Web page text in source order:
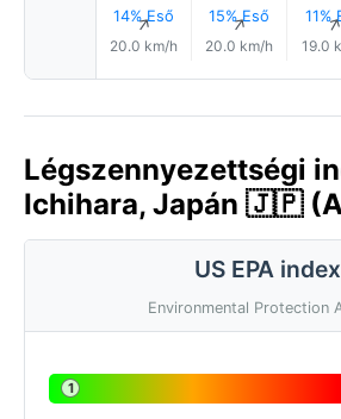
14% Eső
↑
20.0 km/h
15% Eső
↑
20.0 km/h
11%
19.0
Légszennyezettségi
Ichihara, Japán 🇯🇵
US EPA index
Environmental Protection
1